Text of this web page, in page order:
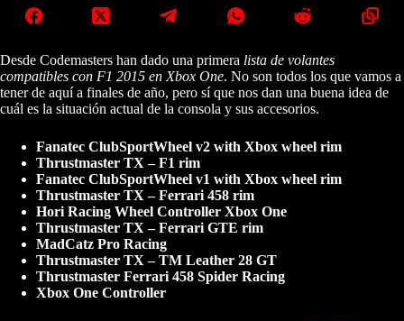
Desde Codemasters han dado una primera lista de volantes
compatibles con F1 2015 en Xbox One. No son todos los que vamos a
tener de aquí a finales de año, pero sí que nos dan una buena idea de
cuál es la situación actual de la consola y sus accesorios.
Fanatec ClubSportWheel v2 with Xbox wheel rim
Thrustmaster TX – F1 rim
Fanatec ClubSportWheel v1 with Xbox wheel rim
Thrustmaster TX – Ferrari 458 rim
Hori Racing Wheel Controller Xbox One
Thrustmaster TX – Ferrari GTE rim
MadCatz Pro Racing
Thrustmaster TX – TM Leather 28 GT
Thrustmaster Ferrari 458 Spider Racing
Xbox One Controller